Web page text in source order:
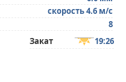
скорость 4.6 м/с
8
Закат 19:26